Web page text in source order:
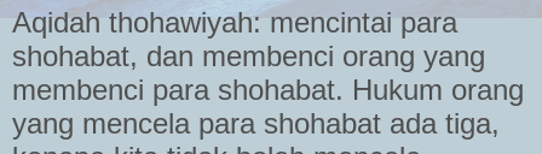
Aqidah thohawiyah: mencintai para
shohabat, dan membenci orang yang
membenci para shohabat. Hukum orang
yang mencela para shohabat ada tiga,